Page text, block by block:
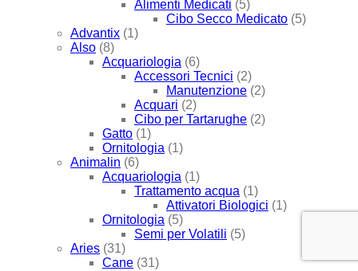
Alimenti Medicati (5)
Cibo Secco Medicato (5)
Advantix (1)
Also (8)
Acquariologia (6)
Accessori Tecnici (2)
Manutenzione (2)
Acquari (2)
Cibo per Tartarughe (2)
Gatto (1)
Ornitologia (1)
Animalin (6)
Acquariologia (1)
Trattamento acqua (1)
Attivatori Biologici (1)
Ornitologia (5)
Semi per Volatili (5)
Aries (31)
Cane (31)